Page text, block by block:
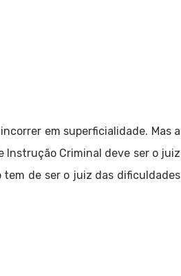
em superficialidade. Mas a
Instrução Criminal deve ser o juiz
de ser o juiz das dificuldades